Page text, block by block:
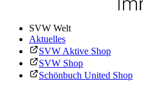
SVW Welt
Aktuelles
SVW Aktive Shop
SVW Shop
Schönbuch United Shop